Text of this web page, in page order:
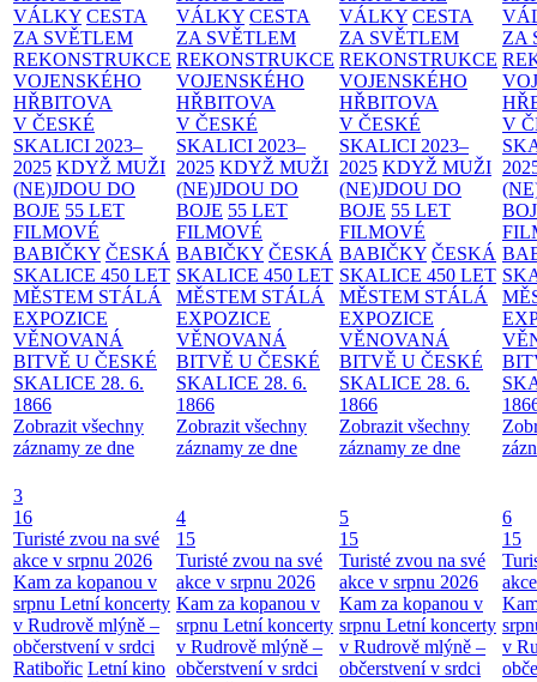
VÁLKY CESTA
ZA SVĚTLEM
REKONSTRUKCE
VOJENSKÉHO
HŘBITOVA
V ČESKÉ
SKALICI 2023–
2025 KDYŽ MUŽI
(NE)JDOU DO
BOJE 55 LET
FILMOVÉ
BABIČKY ČESKÁ
SKALICE 450 LET
MĚSTEM STÁLÁ
EXPOZICE
VĚNOVANÁ
BITVĚ U ČESKÉ
SKALICE 28. 6.
1866
Zobrazit všechny
záznamy ze dne
VÁLKY CESTA
ZA SVĚTLEM
REKONSTRUKCE
VOJENSKÉHO
HŘBITOVA
V ČESKÉ
SKALICI 2023–
2025 KDYŽ MUŽI
(NE)JDOU DO
BOJE 55 LET
FILMOVÉ
BABIČKY ČESKÁ
SKALICE 450 LET
MĚSTEM STÁLÁ
EXPOZICE
VĚNOVANÁ
BITVĚ U ČESKÉ
SKALICE 28. 6.
1866
Zobrazit všechny
záznamy ze dne
VÁLKY CESTA
ZA SVĚTLEM
REKONSTRUKCE
VOJENSKÉHO
HŘBITOVA
V ČESKÉ
SKALICI 2023–
2025 KDYŽ MUŽI
(NE)JDOU DO
BOJE 55 LET
FILMOVÉ
BABIČKY ČESKÁ
SKALICE 450 LET
MĚSTEM STÁLÁ
EXPOZICE
VĚNOVANÁ
BITVĚ U ČESKÉ
SKALICE 28. 6.
1866
Zobrazit všechny
záznamy ze dne
ZA
V
3
16
Turisté zvou na své
akce v srpnu 2026
Kam za kopanou v
srpnu Letní koncerty
v Rudrově mlýně –
občerstvení v srdci
Ratibořic Letní kino
4
15
Turisté zvou na své
akce v srpnu 2026
Kam za kopanou v
srpnu Letní koncerty
v Rudrově mlýně –
občerstvení v srdci
5
15
Turisté zvou na své
akce v srpnu 2026
Kam za kopanou v
srpnu Letní koncerty
v Rudrově mlýně –
občerstvení v srdci
6
15
v